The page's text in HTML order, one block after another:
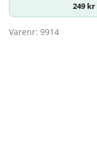
249 kr
Varenr: 9914